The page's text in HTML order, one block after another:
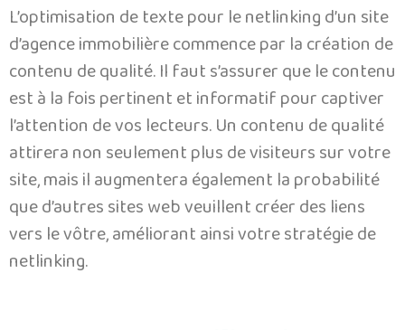
L’optimisation de texte pour le netlinking d’un site
d’agence immobilière commence par la création de
contenu de qualité. Il faut s’assurer que le contenu
est à la fois pertinent et informatif pour captiver
l’attention de vos lecteurs. Un contenu de qualité
attirera non seulement plus de visiteurs sur votre
site, mais il augmentera également la probabilité
que d’autres sites web veuillent créer des liens
vers le vôtre, améliorant ainsi votre stratégie de
netlinking.